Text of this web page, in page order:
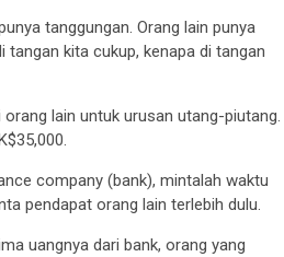
tanggungan. Orang lain punya
tangan kita cukup, kenapa di tangan
lain untuk urusan utang-piutang.
company (bank), mintalah waktu
pendapat orang lain terlebih dulu.
uangnya dari bank, orang yang